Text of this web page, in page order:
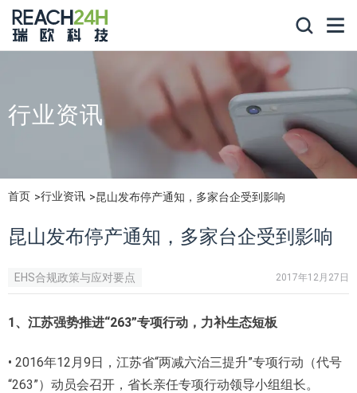
行业资讯
首页 行业资讯 昆山发布停产通知，多家台企受到影响
昆山发布停产通知，多家台企受到影响
EHS合规政策与应对要点 2017年12月27日
1、江苏强势推进“263”专项行动，力补生态短板
• 2016年12月9日，江苏省“两减六治三提升”专项行动（代号
“263”）动员会召开，省长亲任专项行动领导小组组长。